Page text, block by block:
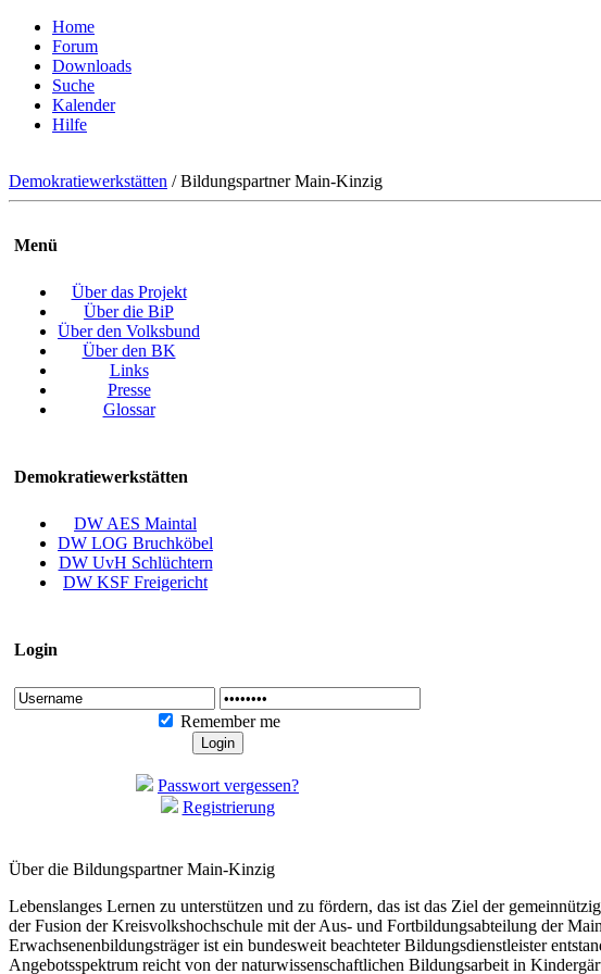
Home
Forum
Downloads
Suche
Kalender
Hilfe
Demokratiewerkstätten /Bildungspartner Main-Kinzig
Menü
Über das Projekt
Über die BiP
Über den Volksbund
Über den BK
Links
Presse
Glossar
Demokratiewerkstätten
DW AES Maintal
DW LOG Bruchköbel
DW UvH Schlüchtern
DW KSF Freigericht
Login
Remember me
Passwort vergessen?
Registrierung
Über die Bildungspartner Main-Kinzig
Lebenslanges Lernen zu unterstützen und zu fördern, das ist das Ziel der
der Fusion der Kreisvolkshochschule mit der Aus- und Fortbildungsabteilung der
Erwachsenenbildungsträger ist ein bundesweit beachteter Bildungsdienstleister
Angebotsspektrum reicht von der naturwissenschaftlichen Bildungsarbeit in